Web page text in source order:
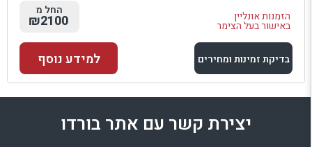
הזמנות אונליין
באישור בעל הצימר
החל מ
₪2100
בדיקת זמינות ומחירים
למתחם זה
בדיקת זמינות ומחירים
למידע נוסף
יצירת קשר עם אתר בורדו